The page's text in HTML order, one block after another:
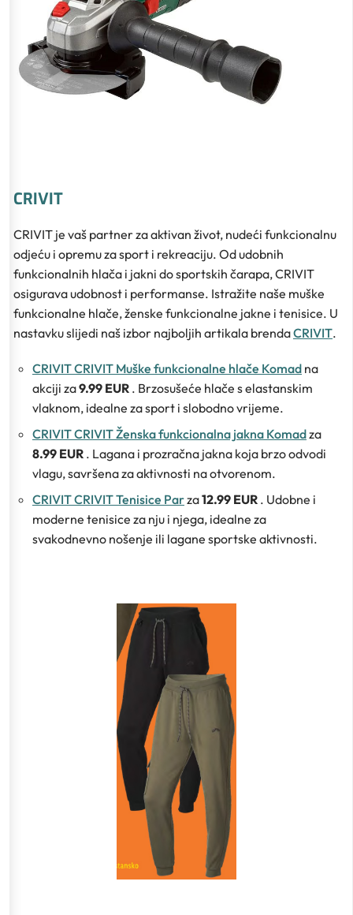
CRIVIT
CRIVIT je vaš partner za aktivan život, nudeći funkcionalnu
odjeću i opremu za sport i rekreaciju. Od udobnih
funkcionalnih hlača i jakni do sportskih čarapa, CRIVIT
osigurava udobnost i performanse. Istražite naše muške
funkcionalne hlače, ženske funkcionalne jakne i tenisice. U
nastavku slijedi naš izbor najboljih artikala brendaCRIVIT.
CRIVIT CRIVIT Muške funkcionalne hlače Komad na
akciji za9.99 EUR . Brzosušeće hlače s elastanskim
vlaknom, idealne za sport i slobodno vrijeme.
CRIVIT CRIVIT Ženska funkcionalna jakna Komadza
8.99 EUR . Lagana i prozračna jakna koja brzo odvodi
vlagu, savršena za aktivnosti na otvorenom.
CRIVIT CRIVIT Tenisice Parza12.99 EUR . Udobne i
moderne tenisice za nju i njega, idealne za
svakodnevno nošenje ili lagane sportske aktivnosti.